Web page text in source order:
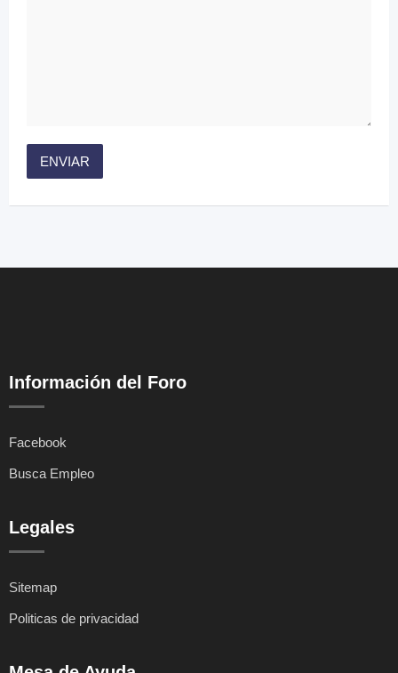
Información del Foro
Facebook
Busca Empleo
Legales
Sitemap
Politicas de privacidad